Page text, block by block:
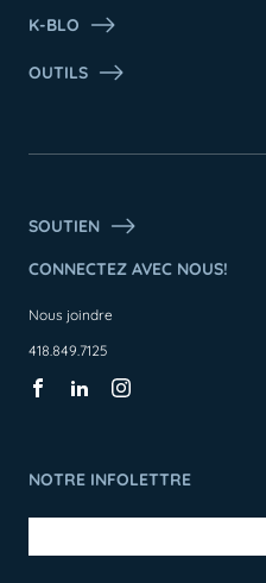
K-BLO
OUTILS
SOUTIEN
CONNECTEZ AVEC NOUS!
Nous joindre
418.849.7125
NOTRE INFOLETTRE